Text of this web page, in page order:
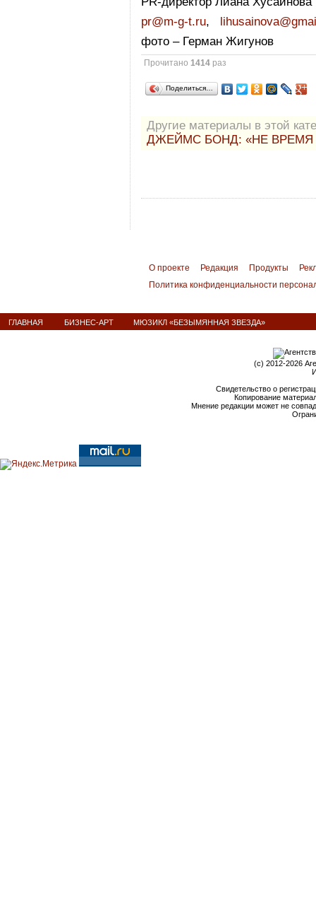
pr@m-g-t.ru,
фото – Герман Жигунов
Прочитано1414 раз
Поделиться…
Другие материалы в этой
ДЖЕЙМС БОНД: «НЕ ВРЕМЯ
О проекте Редакция Продукты
Политика конфиденциальности
ГЛАВНАЯ БИЗНЕС-АРТ МЮЗИКЛ «БЕЗЫМЯННАЯ ЗВЕЗДА»
(c) 2012-2026
Свидетельство о
Копирование
Мнение редакции может не